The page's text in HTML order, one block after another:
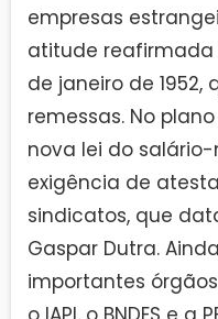
empresas
atitude reafirmada
de janeiro de 1952,
remessas. No
nova lei do
exigência de
sindicatos, que
Gaspar Dutra.
importantes